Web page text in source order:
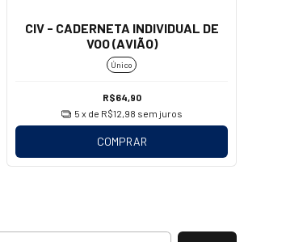
CIV - CADERNETA INDIVIDUAL DE
VOO (AVIÃO)
Único
R$64,90
5 x de R$12,98 sem juros
COMPRAR